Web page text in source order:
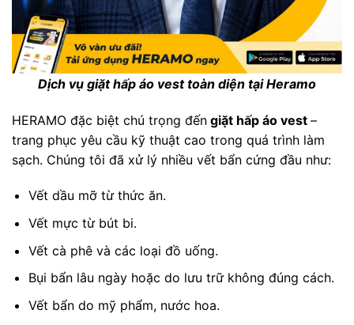
Dịch vụ giặt hấp áo vest toàn diện tại Heramo
HERAMO đặc biệt chú trọng đến giặt hấp áo vest –
trang phục yêu cầu kỹ thuật cao trong quá trình làm
sạch. Chúng tôi đã xử lý nhiều vết bẩn cứng đầu như:
Vết dầu mỡ từ thức ăn.
Vết mực từ bút bi.
Vết cà phê và các loại đồ uống.
Bụi bẩn lâu ngày hoặc do lưu trữ không đúng cách.
Vết bẩn do mỹ phẩm, nước hoa.